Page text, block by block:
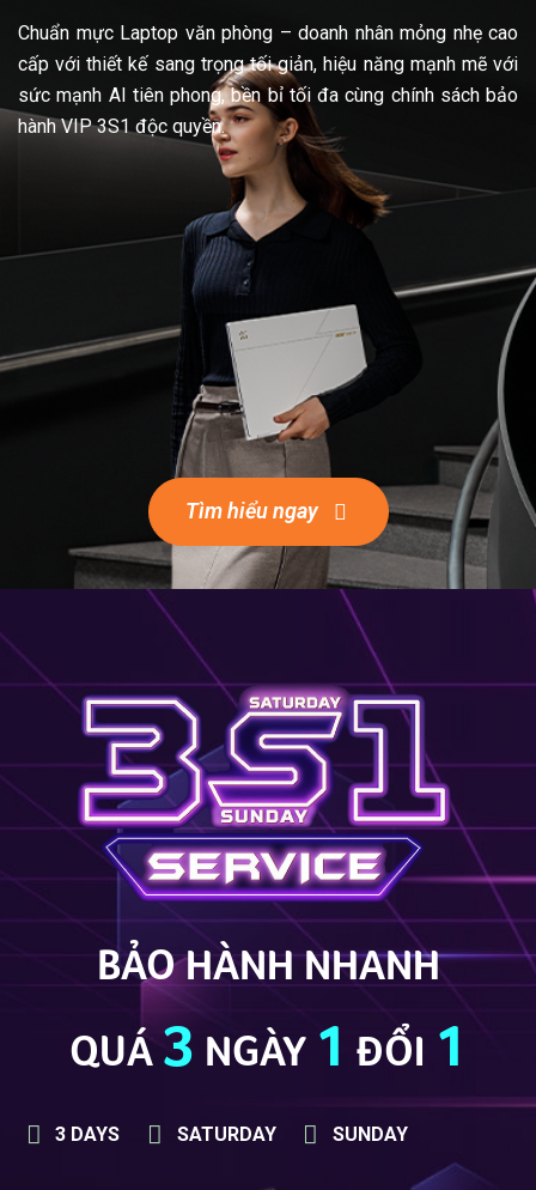
Chuẩn mực Laptop văn phòng – doanh nhân mỏng nhẹ cao
cấp với thiết kế sang trọng tối giản, hiệu năng mạnh mẽ với
sức mạnh AI tiên phong, bền bỉ tối đa cùng chính sách bảo
hành VIP 3S1 độc quyền.
Tìm hiểu ngay
BẢO HÀNH NHANH
QUÁ 3 NGÀY 1 ĐỔI 1
3 DAYS SATURDAY SUNDAY